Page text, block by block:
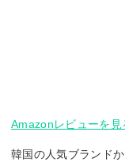
Amazonレビューを見
韓国の人気ブランド